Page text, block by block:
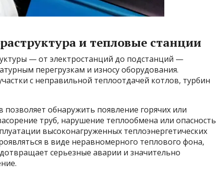
и тепловые станции
— от электростанций до подстанций —
перегрузкам и износу оборудования.
с неправильной теплоотдачей котлов, турбин
позволяет обнаружить появление горячих или
труб, нарушение теплообмена или опасность
высоконагруженных теплоэнергетических
в виде неравномерного теплового фона,
серьезные аварии и значительно